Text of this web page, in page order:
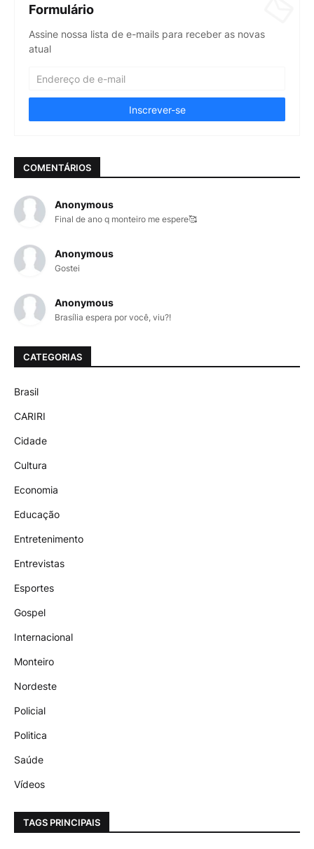
Formulário
Assine nossa lista de e-mails para receber as novas
atual
COMENTÁRIOS
Anonymous
Final de ano q monteiro me espere🥰
Anonymous
Gostei
Anonymous
Brasília espera por você, viu?!
CATEGORIAS
Brasil
CARIRI
Cidade
Cultura
Economia
Educação
Entretenimento
Entrevistas
Esportes
Gospel
Internacional
Monteiro
Nordeste
Policial
Politica
Saúde
Vídeos
TAGS PRINCIPAIS